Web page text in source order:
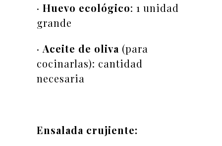
· Huevo ecológico: 1 unidad
grande
· Aceite de oliva (para
cocinarlas): cantidad
necesaria
Ensalada crujiente: